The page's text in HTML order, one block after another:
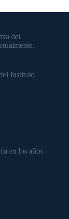
del
Instituto
en los años